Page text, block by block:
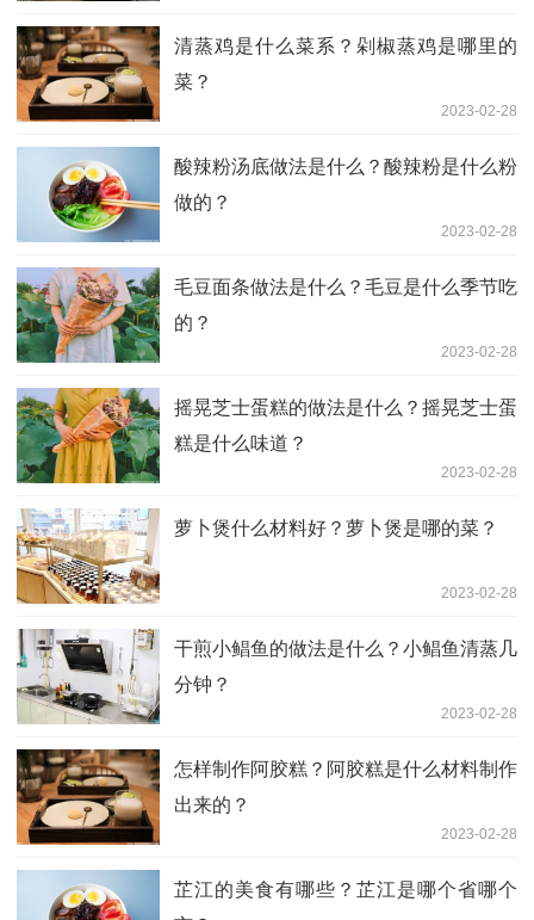
清蒸鸡是什么菜系？剁椒蒸鸡是哪里的
菜？
2023-02-28
酸辣粉汤底做法是什么？酸辣粉是什么粉
做的？
2023-02-28
毛豆面条做法是什么？毛豆是什么季节吃
的？
2023-02-28
摇晃芝士蛋糕的做法是什么？摇晃芝士蛋
糕是什么味道？
2023-02-28
萝卜煲什么材料好？萝卜煲是哪的菜？
2023-02-28
干煎小鲳鱼的做法是什么？小鲳鱼清蒸几
分钟？
2023-02-28
怎样制作阿胶糕？阿胶糕是什么材料制作
出来的？
2023-02-28
芷江的美食有哪些？芷江是哪个省哪个